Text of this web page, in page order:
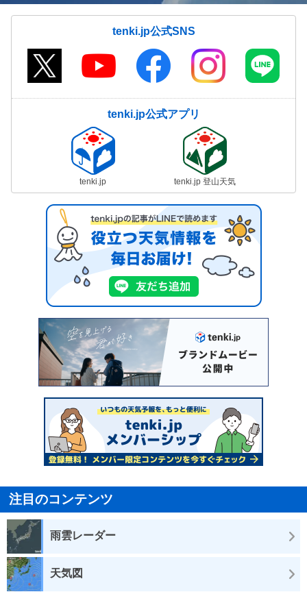
tenki.jp公式SNS
tenki.jp公式アプリ
tenki.jp tenki.jp 登山天気
注目のコンテンツ
雨雲レーダー
天気図